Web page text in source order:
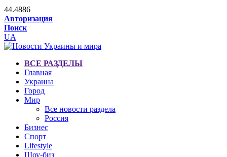
44.4886
Авторизация
Поиск
UA
ВСЕ РАЗДЕЛЫ
Главная
Украина
Город
Мир
Все новости раздела
Россия
Бизнес
Спорт
Lifestyle
Шоу-биз